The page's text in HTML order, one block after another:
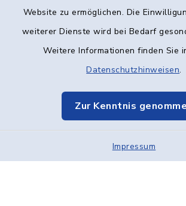
Website zu ermöglichen. Die
weiterer Dienste wird bei Bedarf
Weitere Informationen finden Sie
Datenschutzhinweisen.
Zur Kenntnis
Impressum
Datenschutz
Elektronische
Sitemap